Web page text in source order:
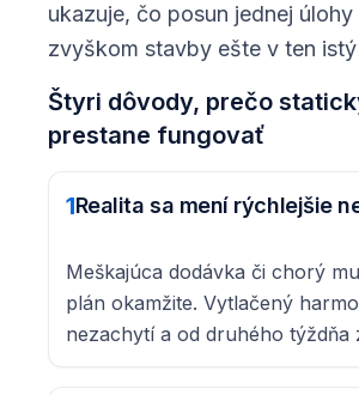
ukazuje, čo posun jednej úlohy
zvyškom stavby ešte v ten
Štyri dôvody, prečo
prestane fungovať
1Realita sa mení rýchlejšie
Meškajúca dodávka či chorý
plán okamžite. Vytlačený
nezachytí a od druhého týždňa